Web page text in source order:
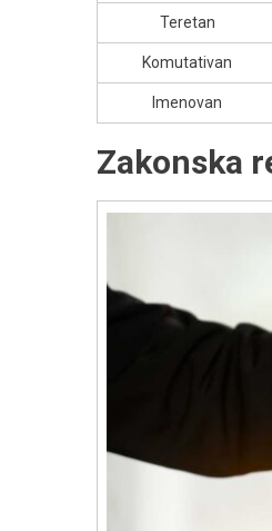
Teretan
Komutativan
Imenovan
Zakonska